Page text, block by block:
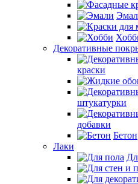
Декоративные
краски
штукатурки
добавки
Бетон
Лаки